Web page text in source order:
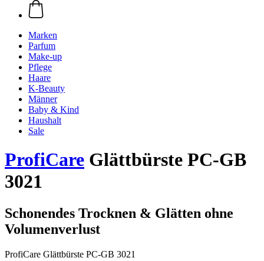
Marken
Parfum
Make-up
Pflege
Haare
K-Beauty
Männer
Baby & Kind
Haushalt
Sale
ProfiCare Glättbürste PC-GB
3021
Schonendes Trocknen & Glätten ohne
Volumenverlust
ProfiCare Glättbürste PC-GB 3021